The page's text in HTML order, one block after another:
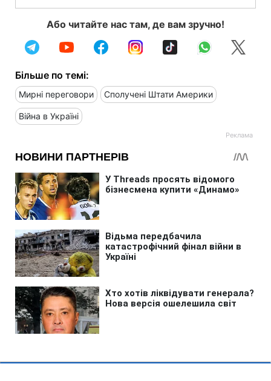
Або читайте нас там, де вам зручно!
Більше по темі:
Мирні переговори Сполучені Штати Америки
Війна в Україні